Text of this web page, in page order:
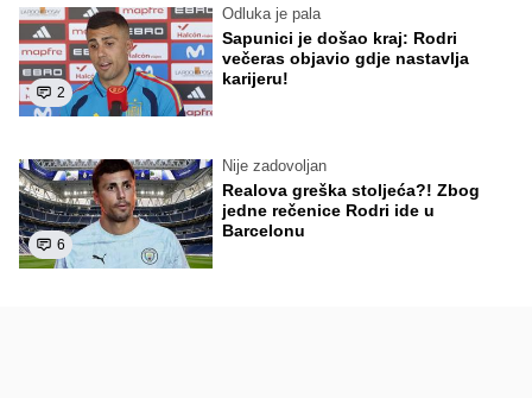
2
Odluka je pala
Sapunici je došao kraj: Rodri
večeras objavio gdje nastavlja
karijeru!
6
Nije zadovoljan
Realova greška stoljeća?! Zbog
jedne rečenice Rodri ide u
Barcelonu